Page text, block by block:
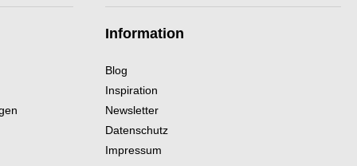
Information
Blog
Inspiration
Newsletter
Datenschutz
Impressum